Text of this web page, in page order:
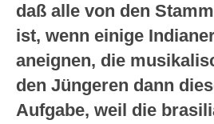
daß alle von den
ist, wenn einige
aneignen, die
den Jüngeren dann
Aufgabe, weil die